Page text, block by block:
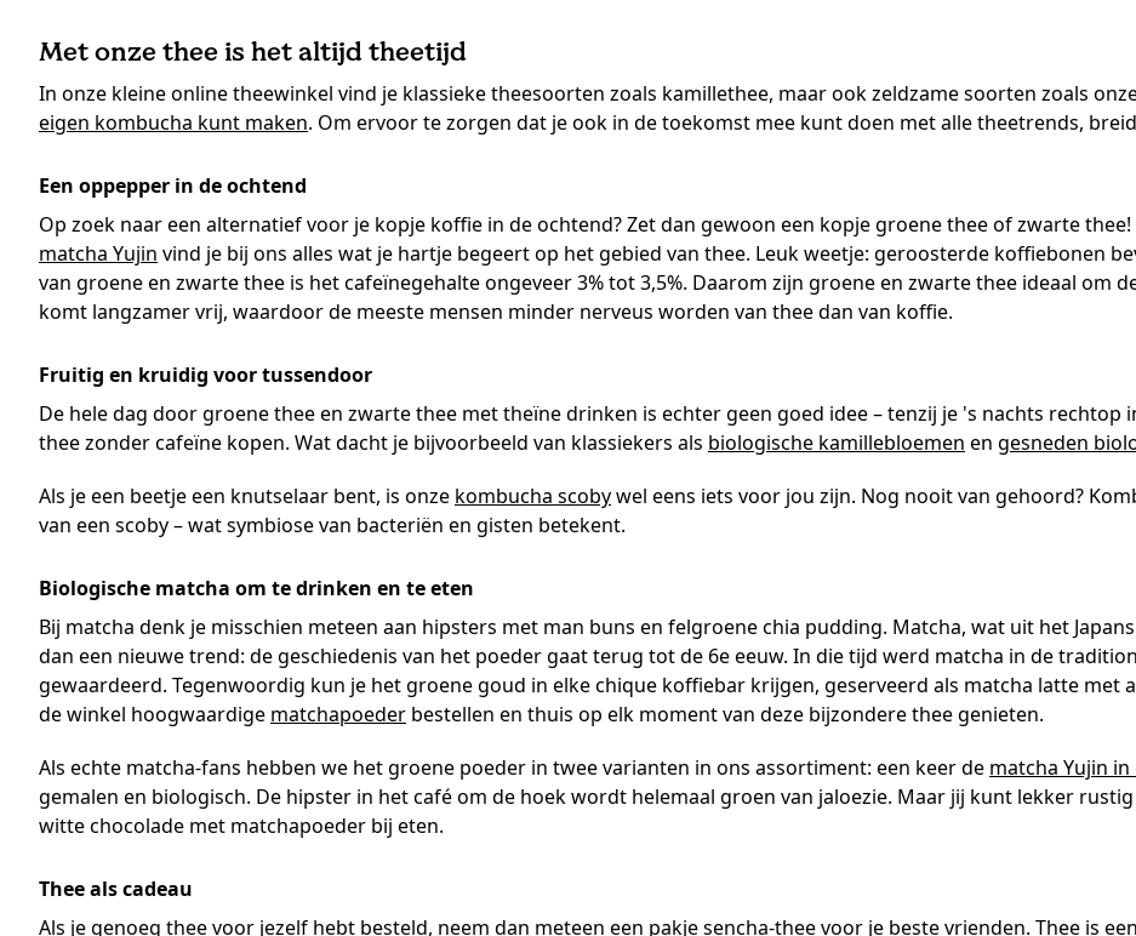
Met onze thee is het altijd theetijd
In onze kleine online theewinkel vind je klassieke theesoorten zoals kamillethee, maar ook zeldzame soorten zoals
eigen kombucha kunt maken. Om ervoor te zorgen dat je ook in de toekomst mee kunt doen met alle theetrends,
Een oppepper in de ochtend
Op zoek naar een alternatief voor je kopje koffie in de ochtend? Zet dan gewoon een kopje groene thee of zwarte thee!
matcha Yujin vind je bij ons alles wat je hartje begeert op het gebied van thee. Leuk weetje: geroosterde koffiebonen
van groene en zwarte thee is het cafeïnegehalte ongeveer 3% tot 3,5%. Daarom zijn groene en zwarte thee ideaal om
komt langzamer vrij, waardoor de meeste mensen minder nerveus worden van thee dan van koffie.
Fruitig en kruidig voor tussendoor
De hele dag door groene thee en zwarte thee met theïne drinken is echter geen goed idee – tenzij je 's nachts rechtop
thee zonder cafeïne kopen. Wat dacht je bijvoorbeeld van klassiekers als biologische kamillebloemen en gesneden
Als je een beetje een knutselaar bent, is onze kombucha scobywel eens iets voor jou zijn. Nog nooit van gehoord?
van een scoby – wat symbiose van bacteriën en gisten betekent.
Biologische matcha om te drinken en te eten
Bij matcha denk je misschien meteen aan hipsters met man buns en felgroene chia pudding. Matcha, wat uit het
dan een nieuwe trend: de geschiedenis van het poeder gaat terug tot de 6e eeuw. In die tijd werd matcha in de
gewaardeerd. Tegenwoordig kun je het groene goud in elke chique koffiebar krijgen, geserveerd als matcha latte met
de winkel hoogwaardige matchapoeder bestellen en thuis op elk moment van deze bijzondere thee genieten.
Als echte matcha-fans hebben we het groene poeder in twee varianten in ons assortiment: een keer de matcha Yujin
gemalen en biologisch. De hipster in het café om de hoek wordt helemaal groen van jaloezie. Maar jij kunt lekker
witte chocolade met matchapoeder bij eten.
Thee als cadeau
Als je genoeg thee voor jezelf hebt besteld, neem dan meteen een pakjesencha-theevoor je beste vrienden. Thee is